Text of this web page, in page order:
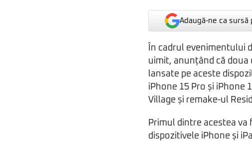
Adaugă-ne ca
În cadrul evenimentului
uimit, anunțând că doua
lansate pe aceste
iPhone 15 Pro și iPhone
Village și remake-ul
Primul dintre acestea va
dispozitivele iPhone și